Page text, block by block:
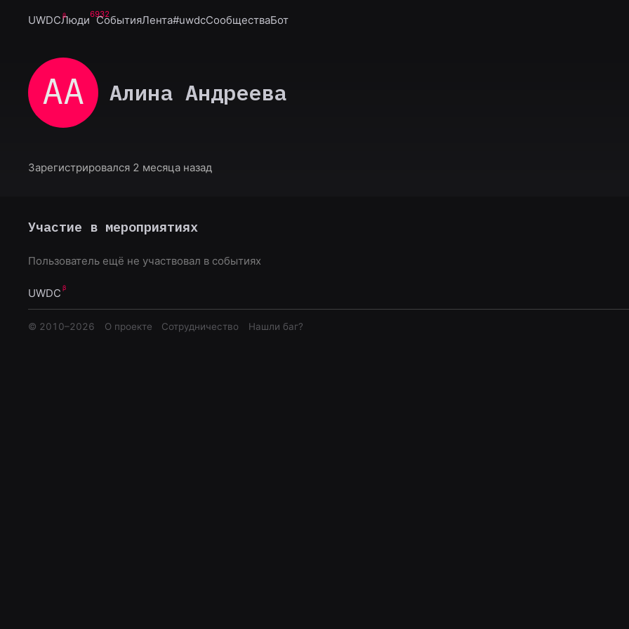
UWDCЛюди6932
СобытияЛента#uwdcСообществаБот
АА Алина Андреева
Зарегистрировался 2 месяца назад
Участие в мероприятиях
Пользователь ещё не участвовал в событиях
UWDC
© 2010–2026 О проекте Сотрудничество Нашли баг?